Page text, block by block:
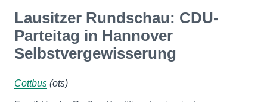
Lausitzer Rundschau: CDU-
Parteitag in Hannover
Selbstvergewisserung
Cottbus (ots)